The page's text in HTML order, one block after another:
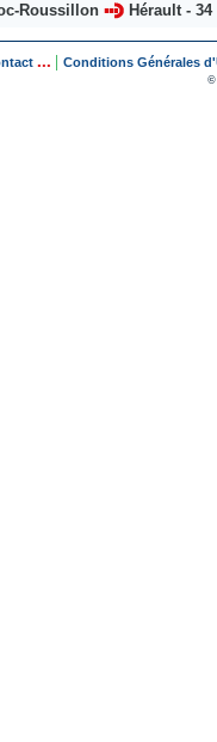
Roussillon Hérault - 34
... Conditions Générales
©